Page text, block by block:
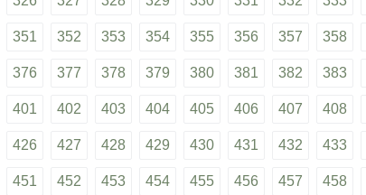
351 352 353 354 355 356 357 358
376 377 378 379 380 381 382 383
401 402 403 404 405 406 407 408
426 427 428 429 430 431 432 433
451 452 453 454 455 456 457 458